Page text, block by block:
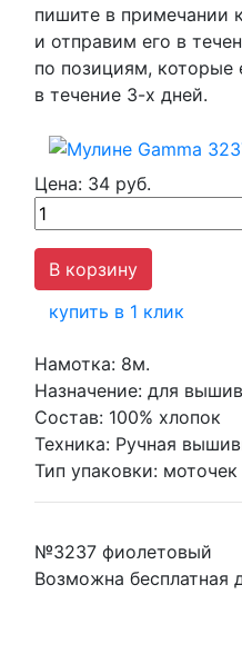
пишите в примечании
и отправим его в
по позициям, которые
в течение 3-х дней.
Цена: 34 руб.
купить в 1 клик
Намотка: 8м.
Назначение: для
Состав: 100% хлопок
Техника: Ручная
Тип упаковки: моточек
№3237 фиолетовый
Возможна бесплатная